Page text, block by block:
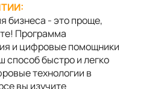
бизнеса - это проще,
Программа
и цифровые помощники
способ быстро и легко
технологии в
вы изучите